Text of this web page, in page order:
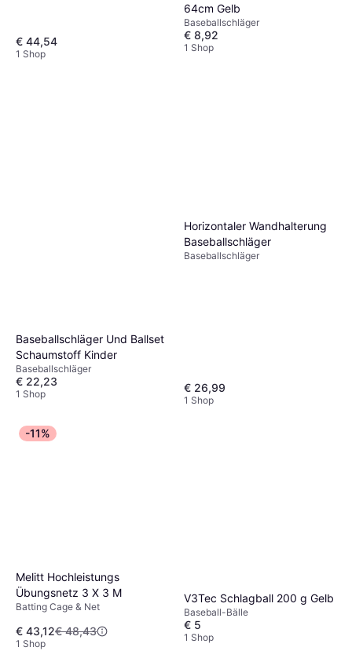
€ 44,54
1 Shop
64cm Gelb
Baseballschläger
€ 8,92
1 Shop
Baseballschläger Und Ballset
Schaumstoff Kinder
Baseballschläger
€ 22,23
1 Shop
Horizontaler Wandhalterung
Baseballschläger
Baseballschläger
€ 26,99
1 Shop
-11%
Melitt Hochleistungs
Übungsnetz 3 X 3 M
Batting Cage & Net
€ 43,12€ 48,43
1 Shop
V3Tec Schlagball 200 g Gelb
Baseball-Bälle
€ 5
1 Shop